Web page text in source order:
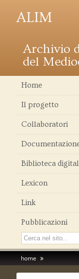
ALIM
Archivio
del
Home
Il progetto
Collaboratori
Biblioteca
Lexicon
Link
Pubblicazioni
home